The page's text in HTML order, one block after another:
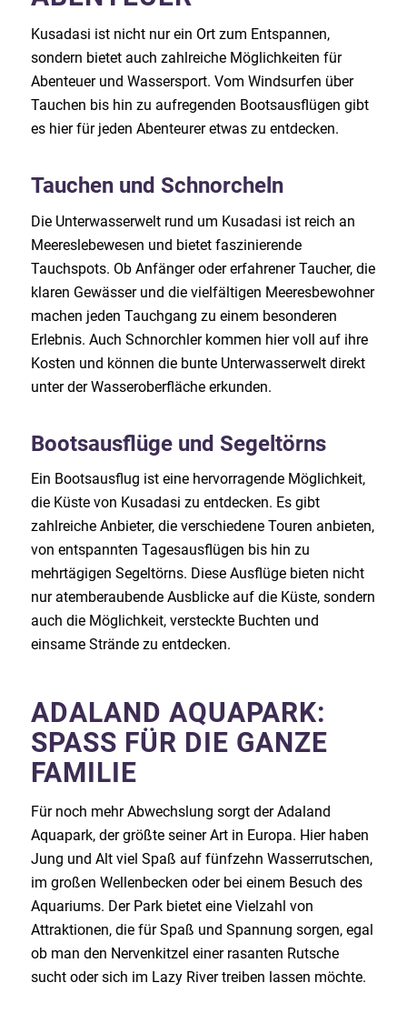
Kusadasi ist nicht nur ein Ort zum Entspannen,
sondern bietet auch zahlreiche Möglichkeiten für
Abenteuer und Wassersport. Vom Windsurfen über
Tauchen bis hin zu aufregenden Bootsausflügen gibt
es hier für jeden Abenteurer etwas zu entdecken.
Tauchen und Schnorcheln
Die Unterwasserwelt rund um Kusadasi ist reich an
Meereslebewesen und bietet faszinierende
Tauchspots. Ob Anfänger oder erfahrener Taucher, die
klaren Gewässer und die vielfältigen Meeresbewohner
machen jeden Tauchgang zu einem besonderen
Erlebnis. Auch Schnorchler kommen hier voll auf ihre
Kosten und können die bunte Unterwasserwelt direkt
unter der Wasseroberfläche erkunden.
Bootsausflüge und Segeltörns
Ein Bootsausflug ist eine hervorragende Möglichkeit,
die Küste von Kusadasi zu entdecken. Es gibt
zahlreiche Anbieter, die verschiedene Touren anbieten,
von entspannten Tagesausflügen bis hin zu
mehrtägigen Segeltörns. Diese Ausflüge bieten nicht
nur atemberaubende Ausblicke auf die Küste, sondern
auch die Möglichkeit, versteckte Buchten und
einsame Strände zu entdecken.
ADALAND AQUAPARK:
SPASS FÜR DIE GANZE F
AMILIE
Für noch mehr Abwechslung sorgt der Adaland
Aquapark, der größte seiner Art in Europa. Hier haben
Jung und Alt viel Spaß auf fünfzehn Wasserrutschen,
im großen Wellenbecken oder bei einem Besuch des
Aquariums. Der Park bietet eine Vielzahl von
Attraktionen, die für Spaß und Spannung sorgen, egal
ob man den Nervenkitzel einer rasanten Rutsche
sucht oder sich im Lazy River treiben lassen möchte.